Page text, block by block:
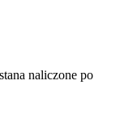
naliczone po